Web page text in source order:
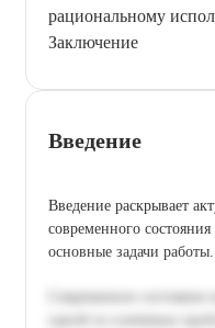
рациональному
Заключение
Введение
Введение раскрывает
современного
основные задачи работы.